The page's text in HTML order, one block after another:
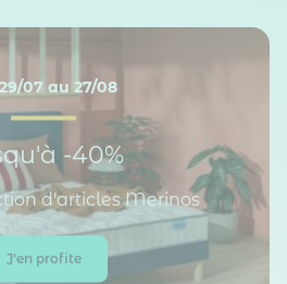
07 au 27/08
-40%
d'articles Merinos
J'en profite